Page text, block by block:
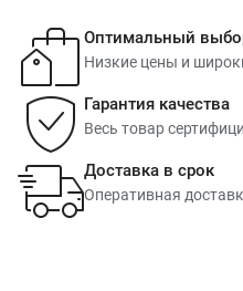
Оптимальный
Низкие цены и
Гарантия качества
Весь товар
Доставка в срок
Оперативная